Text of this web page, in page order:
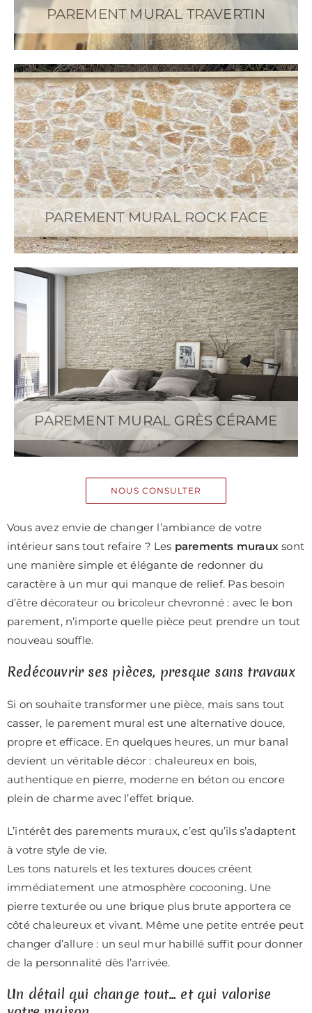
PAREMENT MURAL TRAVERTIN
PAREMENT MURAL ROCK FACE
PAREMENT MURAL GRÈS CÉRAME
NOUS CONSULTER
Vous avez envie de changer l’ambiance de votre
intérieur sans tout refaire ? Les parements muraux sont
une manière simple et élégante de redonner du
caractère à un mur qui manque de relief. Pas besoin
d’être décorateur ou bricoleur chevronné : avec le bon
parement, n’importe quelle pièce peut prendre un tout
nouveau souffle.
Redécouvrir ses pièces, presque sans travaux
Si on souhaite transformer une pièce, mais sans tout
casser, le parement mural est une alternative douce,
propre et efficace. En quelques heures, un mur banal
devient un véritable décor : chaleureux en bois,
authentique en pierre, moderne en béton ou encore
plein de charme avec l’effet brique.
L’intérêt des parements muraux, c’est qu’ils s’adaptent
à votre style de vie.
Les tons naturels et les textures douces créent
immédiatement une atmosphère cocooning. Une
pierre texturée ou une brique plus brute apportera ce
côté chaleureux et vivant. Même une petite entrée peut
changer d’allure : un seul mur habillé suffit pour donner
de la personnalité dès l’arrivée.
Un détail qui change tout… et qui valorise